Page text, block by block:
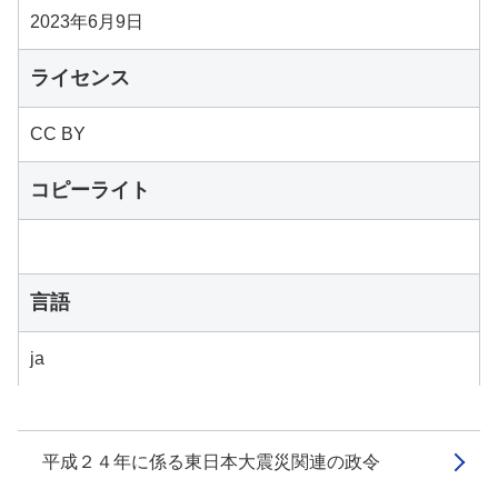
平成２４年に係る東日本大震災関連の政令
2023年6月9日
ライセンス
CC BY
コピーライト
言語
ja